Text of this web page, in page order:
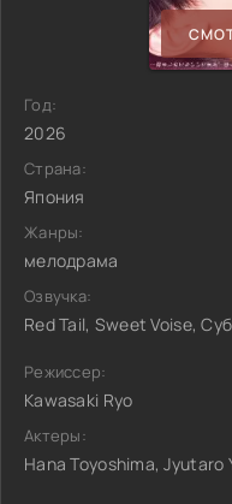
Год:
2026
Страна:
Япония
Жанры:
мелодрама
Озвучка:
Red Tail, Sweet Voise,
Режиссер:
Kawasaki Ryo
Актеры:
Hana Toyoshima, Jyutaro